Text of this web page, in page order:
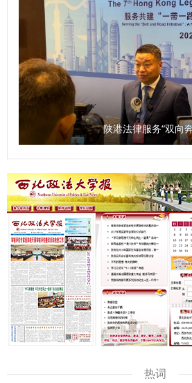
陕港法律服务“双向
热词